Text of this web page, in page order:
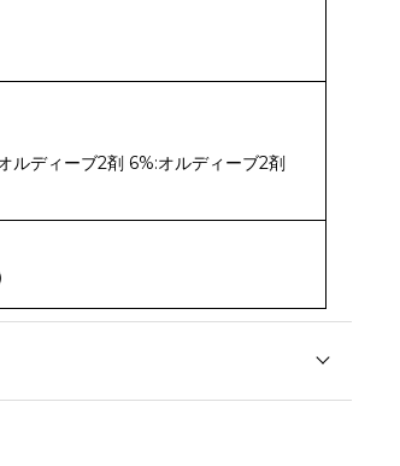
ルディーブ2剤 6%:オルディーブ2剤